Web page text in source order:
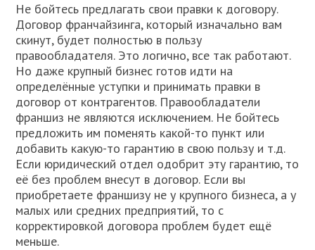
Не бойтесь предлагать свои правки к договору.
Договор франчайзинга, который изначально вам
скинут, будет полностью в пользу
правообладателя. Это логично, все так работают.
Но даже крупный бизнес готов идти на
определённые уступки и принимать правки в
договор от контрагентов. Правообладатели
франшиз не являются исключением. Не бойтесь
предложить им поменять какой-то пункт или
добавить какую-то гарантию в свою пользу и т.д.
Если юридический отдел одобрит эту гарантию, то
её без проблем внесут в договор. Если вы
приобретаете франшизу не у крупного бизнеса, а у
малых или средних предприятий, то с
корректировкой договора проблем будет ещё
меньше.